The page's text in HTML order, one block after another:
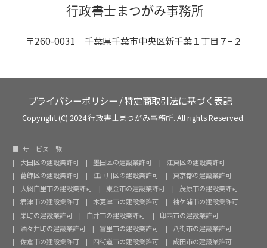
行政書士まつがみ事務所
〒260-0031 千葉県千葉市中央区新千葉１丁目７−２
プライバシーポリシー /特定商取引法に基づく表記
Copyright (C) 2024 行政書士まつがみ事務所. All rights Reserved.
サービス一覧
大田区の建設業許可
墨田区の建設業許可
江東区の建設業許可
葛飾区の建設業許可
江戸川区の建設業許可
東京都の建設業許可
大網白里市の建設業許可
東金市の建設業許可
茂原市の建設業許可
君津市の建設業許可
木更津市の建設業許可
袖ケ浦市の建設業許可
栄町の建設業許可
白井市の建設業許可
印西市の建設業許可
酒々井町の建設業許可
富里市の建設業許可
八街市の建設業許可
佐倉市の建設業許可
四街道市の建設業許可 成田市の建設業許可